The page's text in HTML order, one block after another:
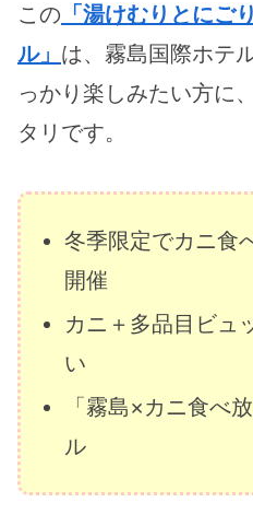
この 「湯けむりとにご
ル」 は、霧島国際ホテ
っかり楽しみたい方に
タリです。
冬季限定でカニ食
開催
カニ＋多品目ビュ
い
「霧島×カニ食べ
ル